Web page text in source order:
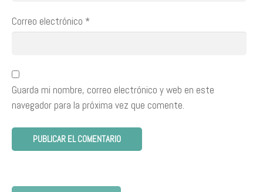
Correo electrónico *
Guarda mi nombre, correo electrónico y web en este
navegador para la próxima vez que comente.